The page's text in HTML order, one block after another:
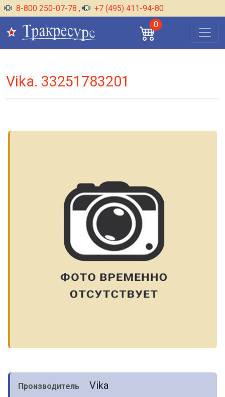
8-800 250-07-78 ,
+7 (495) 411-94-80
0
Vika. 33251783201
Производитель Vika